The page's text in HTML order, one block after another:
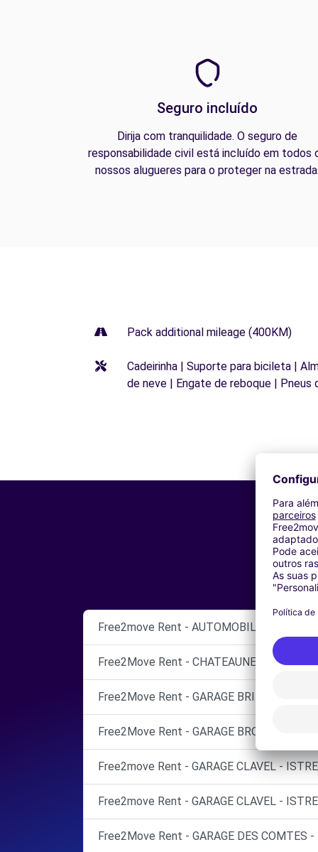
Seguro incluído
Dirija com tranquilidade. O seguro de
responsabilidade civil está incluído em todos
nossos alugueres para o proteger na
Pack additional mileage (400KM)
Cadeirinha | Suporte para bicileta |
de neve | Engate de reboque | Pneus
Free2move Rent - AUTOMOBILE
Free2Move Rent - CHATEAUNEUF
Free2Move Rent - GARAGE BRINGARD -
Free2Move Rent - GARAGE BROSSET
Free2move Rent - GARAGE CLAVEL -
Free2move Rent - GARAGE CLAVEL -
Free2Move Rent - GARAGE DES COMTES -